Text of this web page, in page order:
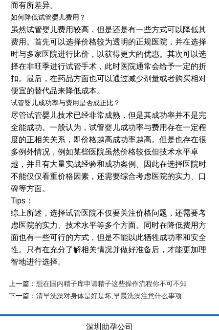
而有所差异。
如何降低试管婴儿费用？
虽然试管婴儿费用较高，但是还是有一些方式可以降低其
费用。首先可以选择价格较为透明的正规医院，并在选择
时与多家医院进行比价，以获得更大的优惠。其次可以选
择在非旺季进行试管手术，此时医院通常会给予一定的折
扣。最后，在药品方面也可以通过减少剂量或者购买相对
便宜的替代品来降低成本。
试管婴儿成功率与费用是否成正比？
尽管试管婴儿技术已经非常成熟，但是其成功率并不是完
全能成功。一般认为，试管婴儿成功率与费用存在一定程
度的正相关关系，即价格越高成功率越高。但是也存在很
多例外情况，例如某些医院虽然价格较低但技术水平卓
越，并且有大量实战经验和成功案例。因此在选择医院时
不能仅仅看重价格因素，还需要综合考虑医院的实力、口
碑等方面。
Tips：
综上所述，选择试管医院不仅要关注价格问题，还需要考
虑医院的实力、技术水平等多个方面。同时在降低费用方
面也有一些可行的方式，但是不能以此牺牲成功率和安全
性。只有在充分了解相关情况并做好准备后，才能更加理
智地进行选择。
上一篇： 想在国内精子库申请精子这些操作流程你不可不知
下一篇： 清早洗澡对身体是好是坏,早晨洗澡注意什么事项
深圳助孕公司